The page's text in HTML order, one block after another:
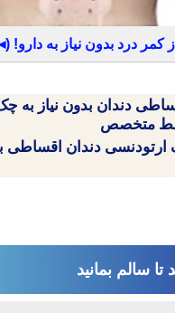
کمر درد بدون نیاز به
دندان بدون نیاز به
متخصص
ارتودنسی دندان اقساطی
تا سالم بمانید